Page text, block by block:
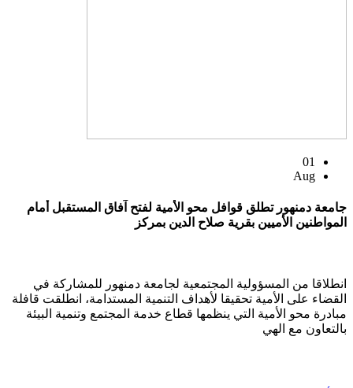
01
Aug
جامعة دمنهور تطلق قوافل محو الأمية لفتح آفاق المستقبل أمام
المواطنين الأميين بقرية صلاح الدين بمركز
انطلاقا من المسؤولية المجتمعية لجامعة دمنهور للمشاركة في
القضاء على الأمية تحقيقا لأهداف التنمية المستدامة، انطلقت قافلة
مبادرة محو الأمية التي ينظمها قطاع خدمة المجتمع وتنمية البيئة
بالتعاون مع الهي